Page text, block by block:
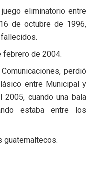
eliminatorio entre
de octubre de 1996,
febrero de 2004.
perdió
entre Municipal y
2005, cuando una bala
estaba entre los
guatemaltecos.